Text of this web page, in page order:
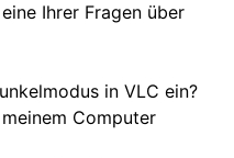
Ihrer Fragen über
in VLC ein?
Computer